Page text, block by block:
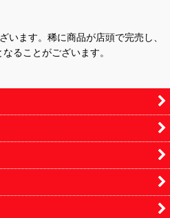
います。稀に商品が店頭で完売し、
ることがございます。